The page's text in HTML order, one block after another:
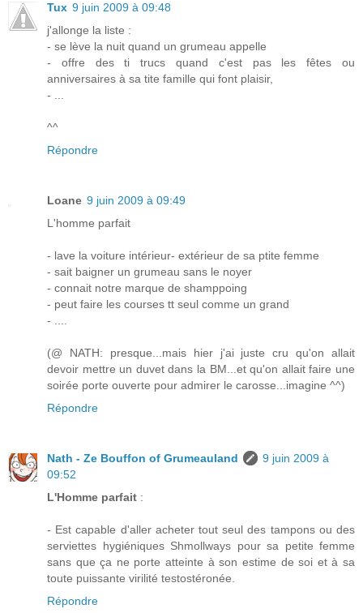
Tux 9 juin 2009 à 09:48
j'allonge la liste :
- se lève la nuit quand un grumeau appelle
- offre des ti trucs quand c'est pas les fêtes ou
anniversaires à sa tite famille qui font plaisir,
- ...
^^
Répondre
Loane 9 juin 2009 à 09:49
L'homme parfait
- lave la voiture intérieur- extérieur de sa ptite femme
- sait baigner un grumeau sans le noyer
- connait notre marque de shamppoing
- peut faire les courses tt seul comme un grand
- ....
(@ NATH: presque...mais hier j'ai juste cru qu'on allait
devoir mettre un duvet dans la BM...et qu'on allait faire une
soirée porte ouverte pour admirer le carosse...imagine ^^)
Répondre
Nath - Ze Bouffon of Grumeauland
9 juin 2009 à
09:52
L'Homme parfait :
- Est capable d'aller acheter tout seul des tampons ou des
serviettes hygiéniques Shmollways pour sa petite femme
sans que ça ne porte atteinte à son estime de soi et à sa
toute puissante virilité testostéronée.
Répondre